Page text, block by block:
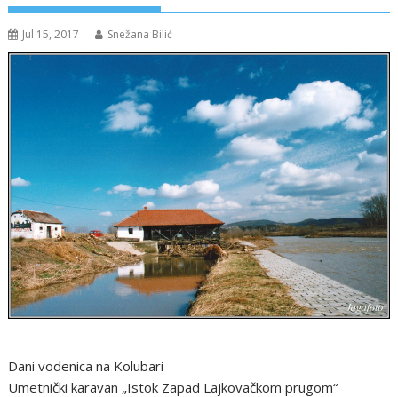
Jul 15, 2017 Snežana Bilić
Dani vodenica na Kolubari
Umetnički karavan „Istok Zapad Lajkovačkom prugom“